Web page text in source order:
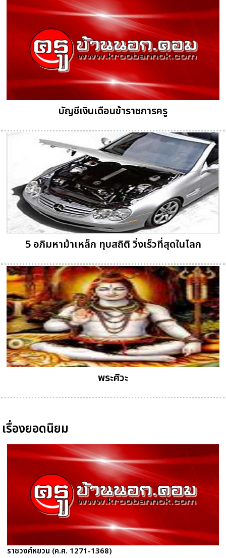
บัญชีเงินเดือนข้าราชการครู
5 อภิมหาม้าเหล็ก ทุบสถิติ วิ่งเร็วที่สุดในโลก
พระศิวะ
เรื่องยอดนิยม
ราชวงศ์หยวน (ค.ศ. 1271-1368)